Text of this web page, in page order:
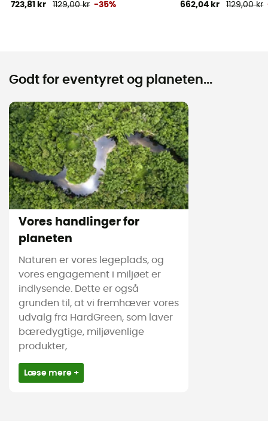
723,81 kr 1129,00 kr -35% 662,04 kr 1129,00 kr
Godt for eventyret og planeten...
Vores handlinger for
planeten
Naturen er vores legeplads, og
vores engagement i miljøet er
indlysende. Dette er også
grunden til, at vi fremhæver vores
udvalg fra HardGreen, som laver
bæredygtige, miljøvenlige
produkter,
Læse mere +